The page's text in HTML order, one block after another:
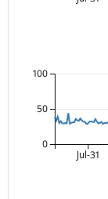
Jul-31
0
50
100